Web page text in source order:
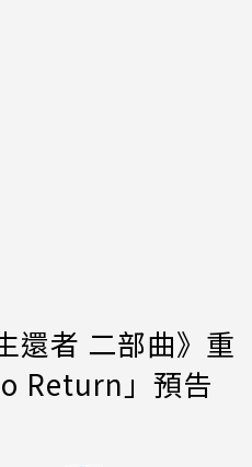
還者 二部曲》重
Return」預告